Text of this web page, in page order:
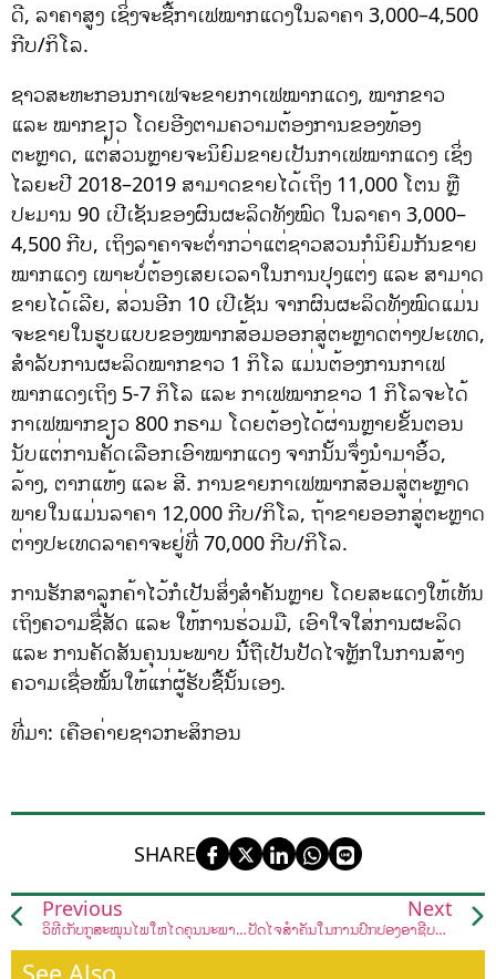
ດີ, ລາຄາສູງ ເຊິ່ງຈະຊື້ກາເຟໝາກແດງໃນລາຄາ 3,000–4,500
ກີບ/ກິໂລ.
ຊາວສະຫະກອນກາເຟຈະຂາຍກາເຟໝາກແດງ, ໝາກຂາວ
ແລະ ໝາກຂຽວ ໂດຍອີງຕາມຄວາມຕ້ອງການຂອງທ້ອງ
ຕະຫຼາດ, ແຕ່ສ່ວນຫຼາຍຈະນິຍົມຂາຍເປັນກາເຟໝາກແດງ ເຊິ່ງ
ໄລຍະປີ 2018–2019 ສາມາດຂາຍໄດ້ເຖິງ 11,000 ໂຕນ ຫຼື
ປະມານ 90 ເປີເຊັນຂອງຜົນຜະລິດທັງໝົດ ໃນລາຄາ 3,000–
4,500 ກີບ, ເຖິງລາຄາຈະຕ່ຳກວ່າແຕ່ຊາວສວນກໍນິຍົມກັນຂາຍ
ໝາກແດງ ເພາະບໍ່ຕ້ອງເສຍເວລາໃນການປຸງແຕ່ງ ແລະ ສາມາດ
ຂາຍໄດ້ເລີຍ, ສ່ວນອີກ 10 ເປີເຊັນ ຈາກຜົນຜະລິດທັງໝົດແມ່ນ
ຈະຂາຍໃນຮູບແບບຂອງໝາກສ້ອມອອກສູ່ຕະຫຼາດຕ່າງປະເທດ,
ສຳລັບການຜະລິດໝາກຂາວ 1 ກິໂລ ແມ່ນຕ້ອງການກາເຟ
ໝາກແດງເຖິງ 5-7 ກິໂລ ແລະ ກາເຟໝາກຂາວ 1 ກິໂລຈະໄດ້
ກາເຟໝາກຂຽວ 800 ກຣາມ ໂດຍຕ້ອງໄດ້ຜ່ານຫຼາຍຂັ້ນຕອນ
ນັບແຕ່ການຄັດເລືອກເອົາໝາກແດງ ຈາກນັ້ນຈຶ່ງນຳມາອິ້ວ,
ລ້າງ, ຕາກແຫ້ງ ແລະ ສີ. ການຂາຍກາເຟໝາກສ້ອມສູ່ຕະຫຼາດ
ພາຍໃນແມ່ນລາຄາ 12,000 ກີບ/ກິໂລ, ຖ້າຂາຍອອກສູ່ຕະຫຼາດ
ຕ່າງປະເທດລາຄາຈະຢູ່ທີ່ 70,000 ກີບ/ກິໂລ.
ການຮັກສາລູກຄ້າໄວ້ກໍເປັນສິ່ງສຳຄັນຫຼາຍ ໂດຍສະແດງໃຫ້ເຫັນ
ເຖິງຄວາມຊື່ສັດ ແລະ ໃຫ້ການຮ່ວມມື, ເອົາໃຈໃສ່ການຜະລິດ
ແລະ ການຄັດສັນຄຸນນະພາບ ນີ້ຖືເປັນປັດໄຈຫຼັກໃນການສ້າງ
ຄວາມເຊື່ອໝັ້ນໃຫ້ແກ່ຜູ້ຮັບຊື້ນັ້ນເອງ.
ທີ່ມາ: ເຄືອຄ່າຍຊາວກະສິກອນ
SHARE
Previous
ວິທີເກັບກູ້ສະໝຸນໄພໃຫ້ໄດ້ຄຸນນະພາບຫຼາຍຂຶ້ນ
Next
ປັດໄຈສຳຄັນໃນການປົກປ້ອງອາຊີບຊາວສວນ